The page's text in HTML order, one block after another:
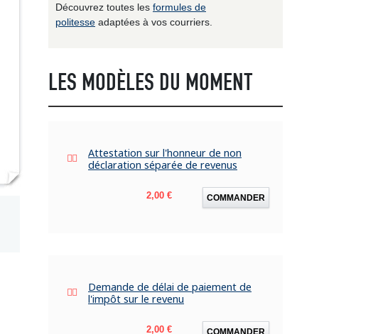
Découvrez toutes les formules de
politesse adaptées à vos courriers.
LES MODÈLES DU MOMENT
Attestation sur l'honneur de non
déclaration séparée de revenus
Prix
2,00 € COMMANDER
Demande de délai de paiement de
l'impôt sur le revenu
Prix
2,00 € COMMANDER